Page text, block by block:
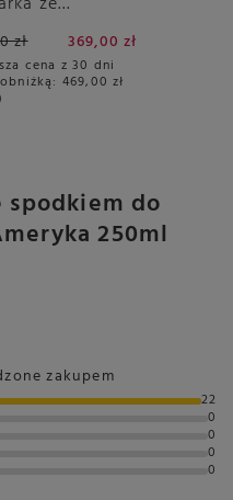
Breakfast
3w1
zł 369,00 zł
cena z 30 dni
469,00 zł
spodkiem do
250ml
zakupem
22
0
0
0
0